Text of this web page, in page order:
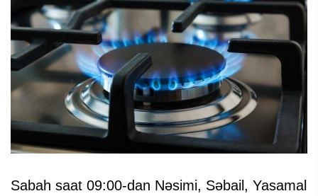
Sabah saat 09:00-dan Nəsimi, Səbail, Yasamal